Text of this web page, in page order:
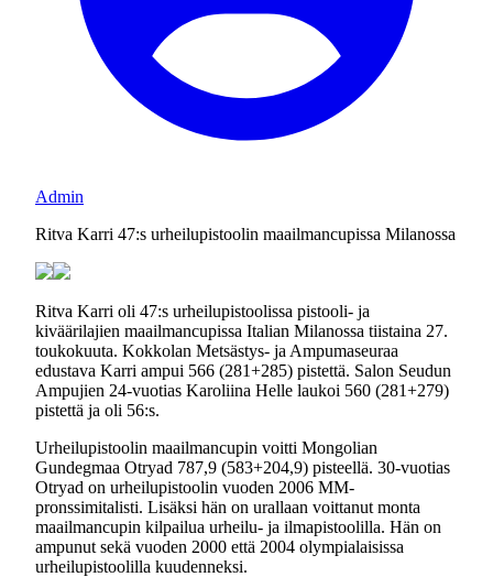
Admin
Ritva Karri 47:s urheilupistoolin maailmancupissa Milanossa
Ritva Karri oli 47:s urheilupistoolissa pistooli- ja
kiväärilajien maailmancupissa Italian Milanossa tiistaina 27.
toukokuuta. Kokkolan Metsästys- ja Ampumaseuraa
edustava Karri ampui 566 (281+285) pistettä. Salon Seudun
Ampujien 24-vuotias Karoliina Helle laukoi 560 (281+279)
pistettä ja oli 56:s.
Urheilupistoolin maailmancupin voitti Mongolian
Gundegmaa Otryad 787,9 (583+204,9) pisteellä. 30-vuotias
Otryad on urheilupistoolin vuoden 2006 MM-
pronssimitalisti. Lisäksi hän on urallaan voittanut monta
maailmancupin kilpailua urheilu- ja ilmapistoolilla. Hän on
ampunut sekä vuoden 2000 että 2004 olympialaisissa
urheilupistoolilla kuudenneksi.